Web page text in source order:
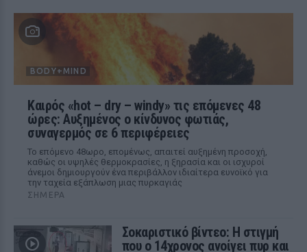
BODY+MIND
Καιρός «hot – dry – windy» τις επόμενες 48
ώρες: Αυξημένος ο κίνδυνος φωτιάς,
συναγερμός σε 6 περιφέρειες
Το επόμενο 48ωρο, επομένως, απαιτεί αυξημένη προσοχή,
καθώς οι υψηλές θερμοκρασίες, η ξηρασία και οι ισχυροί
άνεμοι δημιουργούν ένα περιβάλλον ιδιαίτερα ευνοϊκό για
την ταχεία εξάπλωση μιας πυρκαγιάς
ΣΉΜΕΡΑ
Σοκαριστικό βίντεο: Η στιγμή
που ο 14χρονος ανοίγει πυρ και